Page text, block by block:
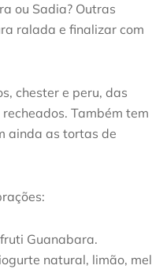
ou Sadia? Outras
ralada e finalizar com
chester e peru, das
Também tem
ainda as tortas de
Guanabara.
natural, limão, mel